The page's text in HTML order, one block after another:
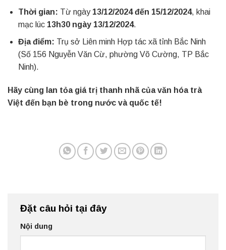
Thời gian: Từ ngày 13/12/2024 đến 15/12/2024, khai
mạc lúc 13h30 ngày 13/12/2024.
Địa điểm: Trụ sở Liên minh Hợp tác xã tỉnh Bắc Ninh
(Số 156 Nguyễn Văn Cừ, phường Võ Cường, TP Bắc
Ninh).
Hãy cùng lan tỏa giá trị thanh nhã của văn hóa trà
Việt đến bạn bè trong nước và quốc tế!
Đặt câu hỏi tại đây
Nội dung